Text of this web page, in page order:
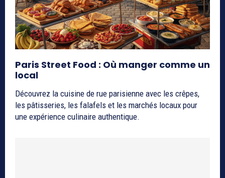
Paris Street Food : Où manger comme un
local
Découvrez la cuisine de rue parisienne avec les crêpes,
les pâtisseries, les falafels et les marchés locaux pour
une expérience culinaire authentique.